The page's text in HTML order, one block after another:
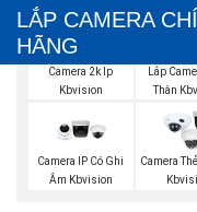
LẮP CAMERA
HÃNG
Camera 2k Ip
Kbvision
Lắp
Thân
Camera IP Có Ghi
Âm Kbvision
Camera